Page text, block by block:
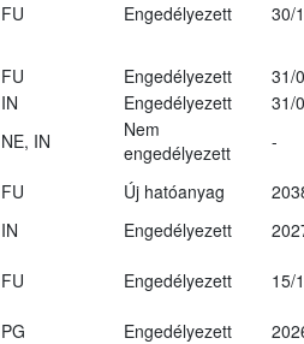
FU Engedélyezett 30/
FU Engedélyezett
31/
IN Engedélyezett
31/
NE, IN
Nem
engedélyezett
-
FU Új hatóanyag
IN Engedélyezett
FU Engedélyezett 15/
PG Engedélyezett